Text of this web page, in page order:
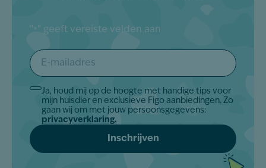
" * " geeft vereiste velden aan
E-
mailadres
*
Akkoord
Ja, houd mij op de hoogte met handige tips voor
mijn huisdier en exclusieve Figo aanbiedingen. Zo
gaan wij om met jouw persoonsgegevens:
privacyverklaring.